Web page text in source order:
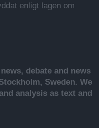
enligt lagen om
debate and news
Sweden. We
analysis as text and